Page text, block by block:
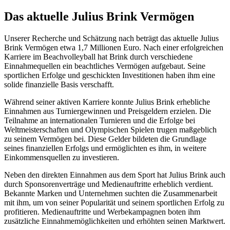
Das aktuelle Julius Brink Vermögen
Unserer Recherche und Schätzung nach beträgt das aktuelle Julius
Brink Vermögen etwa 1,7 Millionen Euro. Nach einer erfolgreichen
Karriere im Beachvolleyball hat Brink durch verschiedene
Einnahmequellen ein beachtliches Vermögen aufgebaut. Seine
sportlichen Erfolge und geschickten Investitionen haben ihm eine
solide finanzielle Basis verschafft.
Während seiner aktiven Karriere konnte Julius Brink erhebliche
Einnahmen aus Turniergewinnen und Preisgeldern erzielen. Die
Teilnahme an internationalen Turnieren und die Erfolge bei
Weltmeisterschaften und Olympischen Spielen trugen maßgeblich
zu seinem Vermögen bei. Diese Gelder bildeten die Grundlage
seines finanziellen Erfolgs und ermöglichten es ihm, in weitere
Einkommensquellen zu investieren.
Neben den direkten Einnahmen aus dem Sport hat Julius Brink auch
durch Sponsorenverträge und Medienauftritte erheblich verdient.
Bekannte Marken und Unternehmen suchten die Zusammenarbeit
mit ihm, um von seiner Popularität und seinem sportlichen Erfolg zu
profitieren. Medienauftritte und Werbekampagnen boten ihm
zusätzliche Einnahmemöglichkeiten und erhöhten seinen Marktwert.